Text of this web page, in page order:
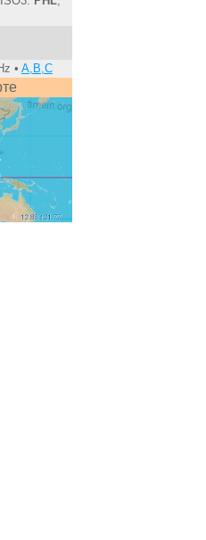
• A,B,C